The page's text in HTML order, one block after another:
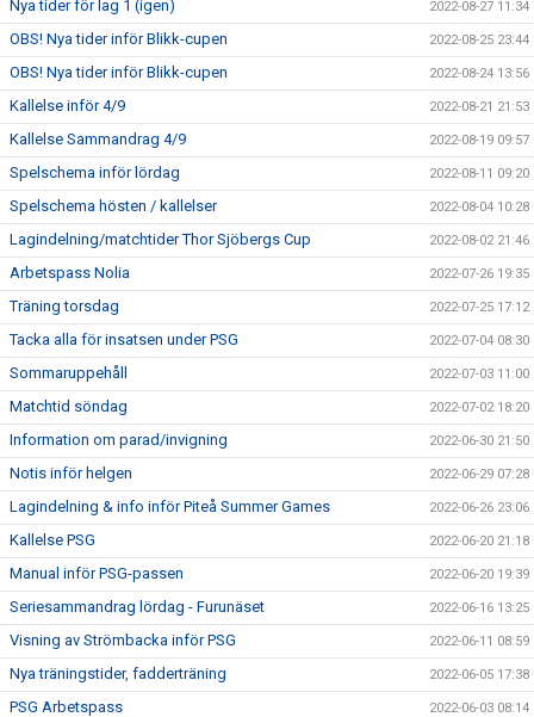
Nya tider för lag 1 (igen) 2022-08-27 11:34
OBS! Nya tider inför Blikk-cupen 2022-08-25 23:44
OBS! Nya tider inför Blikk-cupen 2022-08-24 13:56
Kallelse inför 4/9 2022-08-21 21:53
Kallelse Sammandrag 4/9 2022-08-19 09:57
Spelschema inför lördag 2022-08-11 09:20
Spelschema hösten / kallelser 2022-08-04 10:28
Lagindelning/matchtider Thor Sjöbergs Cup 2022-08-02 21:46
Arbetspass Nolia 2022-07-26 19:35
Träning torsdag 2022-07-25 17:12
Tacka alla för insatsen under PSG 2022-07-04 08:30
Sommaruppehåll 2022-07-03 11:00
Matchtid söndag 2022-07-02 18:20
Information om parad/invigning 2022-06-30 21:50
Notis inför helgen 2022-06-29 07:28
Lagindelning & info inför Piteå Summer Games 2022-06-26 23:06
Kallelse PSG 2022-06-20 21:18
Manual inför PSG-passen 2022-06-20 19:39
Seriesammandrag lördag - Furunäset 2022-06-16 13:25
Visning av Strömbacka inför PSG 2022-06-11 08:59
Nya träningstider, fadderträning 2022-06-05 17:38
PSG Arbetspass 2022-06-03 08:14